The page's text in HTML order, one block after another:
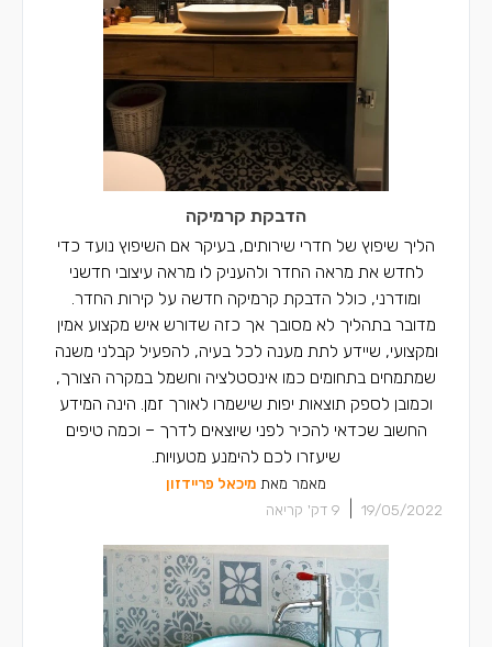
רצפים בסח'נין
רצפים בדאלית אל-כרמל
רצפים בכאבול
רצפים באעבלין
רצפים ברכסים
רצפים בכפר יאסיף
רצפים בחצור הגלילית
הדבקת קרמיקה
הליך שיפוץ של חדרי שירותים, בעיקר אם השיפוץ נועד כדי
לחדש את מראה החדר ולהעניק לו מראה עיצובי חדשני
ומודרני, כולל הדבקת קרמיקה חדשה על קירות החדר.
מדובר בתהליך לא מסובך אך כזה שדורש איש מקצוע אמין
ומקצועי, שיידע לתת מענה לכל בעיה, להפעיל קבלני משנה
שמתמחים בתחומים כמו אינסטלציה וחשמל במקרה הצורך,
וכמובן לספק תוצאות יפות שישמרו לאורך זמן. הינה המידע
החשוב שכדאי להכיר לפני שיוצאים לדרך – וכמה טיפים
שיעזרו לכם להימנע מטעויות.
מאמר מאת מיכאל פריידזון
19/05/2022
9 דק' קריאה